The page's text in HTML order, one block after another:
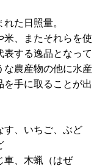
た日照量。
米、またそれらを使
表する逸品となって
な農産物の他に水産
手に取ることが出
す、いちご、ぶど
車、木蝋（はぜ